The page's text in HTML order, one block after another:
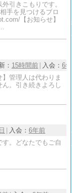
引きこもりです。
手を見つけるブロ
【お知らせ】
： 15時間前 入会： 6
管理人は代わりま
。引き続きよろし
入会： 6年前
。どなたでもご自